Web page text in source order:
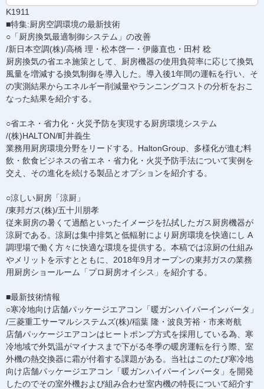
K1911
■特集:厨房空調環境の最新技術
○「厨房換気最適制御システム」の改善
/新日本空調(株)/高橋 理・松本啓一・伊藤直也・田村 稔
厨房換気の省エネ施策として、厨房機器の使用負荷率に応じて換気
風量を増減する換気制御を導入した。導入後1年間の運転を行い、そ
の実測結果からエネルギー削減量やランニングコストの分析をおこ
なった結果を紹介する。
○省エネ・省力化・火災予防を実現する厨房環境システム
/(株)HALTON/町井義生
業務用厨房環境分野をリードする。HaltonGroup、多様化が進む料
飲・飲食ビジネスの省エネ・省力化・火災予防手法について実例を
交え、その進化を続ける製品とオプションを紹介する。
○涼しい厨房「涼厨」
/東邦ガス(株)/五十川朋孝
従来厨房の暑くて過酷といったイメージを払拭したガス厨房機器が
涼厨である。涼厨は集中排気と低輻射により厨房環境を快適にし A
調理場で働く方々に快適な環境を提供する。本稿では涼厨の仕組み
やメリットを示すとともに、2018年9月オープンの東邦ガスの業務
用厨房ショールーム「プロ厨房オイシス」を紹介する。
■最新技術情報
○寒冷地向け店舗パッケージエアコン「暖ガンハイパーインバータ」
/三菱重工サーマルシステムズ(株)/稲葉 隆・波良芳裕・市来嵜航
店舗パッケージエアコンはヒートポンプ方式を採用している為、寒
冷地域で外気温がマイナスまで下がる冬季の暖房運転を行う際、室
外機の熱交換器に霜が付着する課題がある。当社はこのたび寒冷地
向け店舗パッケージエアコン「暖ガンハイパーインバータ」を開発
したのでその室外機および組み合わせ室内機の特長について紹介す